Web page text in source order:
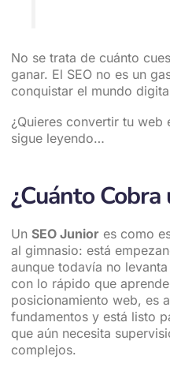
No se trata de cuánto
ganar. El SEO no es un
conquistar el mundo
¿Quieres convertir tu web
sigue leyendo…
¿Cuánto Cobra
Un SEO Junior es como
al gimnasio: está
aunque todavía no
con lo rápido que
posicionamiento web, es
fundamentos y está listo
que aún necesita
complejos.